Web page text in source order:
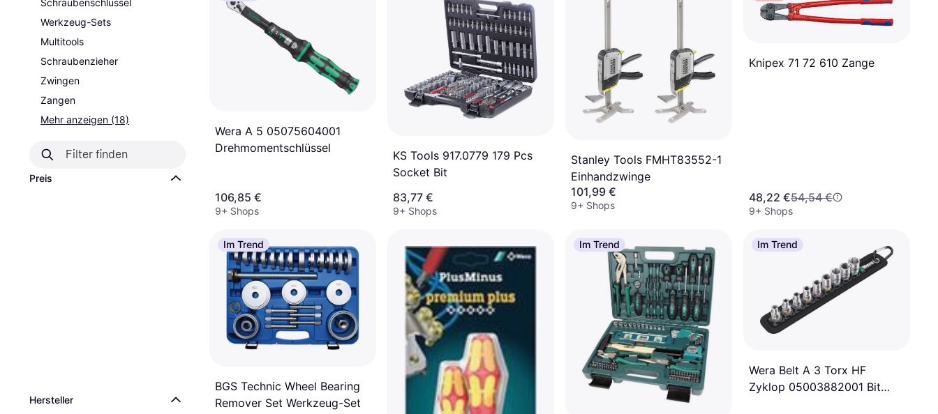
Schraubenschlüssel
Werkzeug-Sets
Multitools
Schraubenzieher
Zwingen
Zangen
Mehr anzeigen (18)
Preis
Hersteller
Wera A 5 05075604001
Drehmomentschlüssel
106,85 €
9+ Shops
KS Tools 917.0779 179 Pcs
Socket Bit
83,77 €
9+ Shops
Stanley Tools FMHT83552-1
Einhandzwinge
101,99 €
9+ Shops
Knipex 71 72 610 Zange
48,22 €54,54 €
9+ Shops
Im Trend
BGS Technic Wheel Bearing
Remover Set Werkzeug-Set
Im Trend Im Trend
Wera Belt A 3 Torx HF
Zyklop 05003882001 Bit